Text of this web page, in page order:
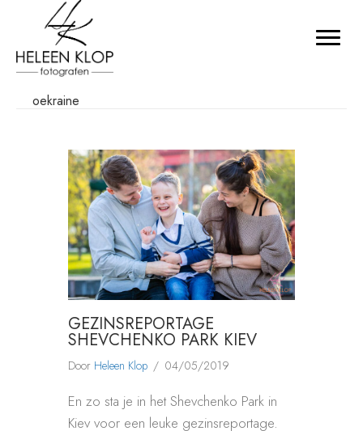
oekraine
GEZINSREPORTAGE
SHEVCHENKO PARK KIEV
Door Heleen Klop / 04/05/2019
En zo sta je in het Shevchenko Park in
Kiev voor een leuke gezinsreportage.